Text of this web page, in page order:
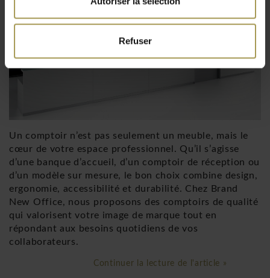
Refuser
Un comptoir n’est pas seulement un meuble, mais le
cœur de votre espace professionnel. Qu’il s’agisse
d’une banque d’accueil, d’un comptoir de réception ou
d’un modèle sur mesure, le bon choix combine design,
ergonomie, accessibilité et durabilité. Chez Brand
New Office, nous proposons des comptoirs de qualité
qui valorisent votre image de marque tout en
répondant aux besoins quotidiens de vos
collaborateurs.
Continuer la lecture de l'article »